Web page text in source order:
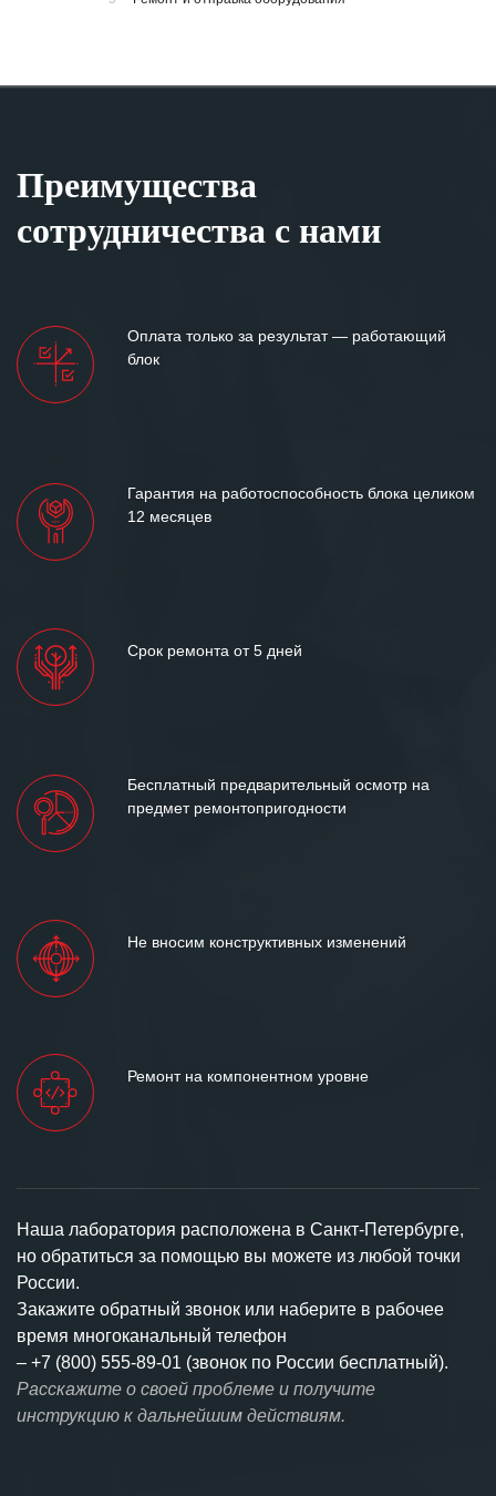
Преимущества
сотрудничества с нами
Оплата только за результат — работающий
блок
Гарантия на работоспособность блока целиком
12 месяцев
Срок ремонта от 5 дней
Бесплатный предварительный осмотр на
предмет ремонтопригодности
Не вносим конструктивных изменений
Ремонт на компонентном уровне
Наша лаборатория расположена в Санкт-Петербурге,
но обратиться за помощью вы можете из любой точки
России.
Закажите обратный звонок или наберите в рабочее
время многоканальный телефон
– +7 (800) 555-89-01 (звонок по России бесплатный).
Расскажите о своей проблеме и получите
инструкцию к дальнейшим действиям.